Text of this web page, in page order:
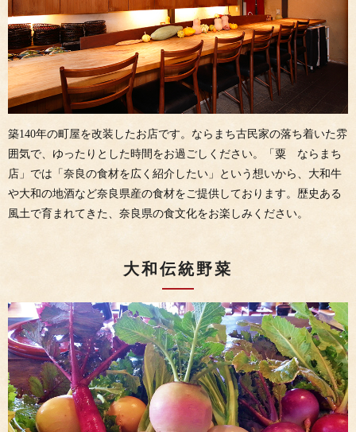
築140年の町屋を改装したお店です。ならまち古民家の落ち着いた雰
囲気で、ゆったりとした時間をお過ごしください。「粟 ならまち
店」では「奈良の食材を広く紹介したい」という想いから、大和牛
や大和の地酒など奈良県産の食材をご提供しております。歴史ある
風土で育まれてきた、奈良県の食文化をお楽しみください。
大和伝統野菜